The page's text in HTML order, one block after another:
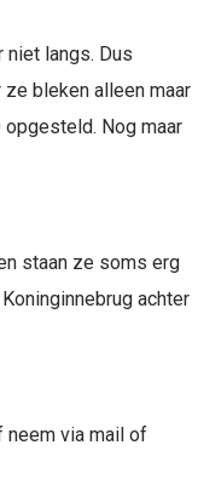
langs. Dus
bleken alleen maar
opgesteld. Nog maar
staan ze soms erg
achter
neem via mail of